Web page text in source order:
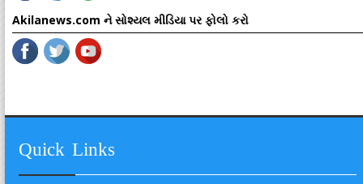
Akilanews.com ને સોશ્યલ મીડિયા પર ફોલો કરો
Quick Links